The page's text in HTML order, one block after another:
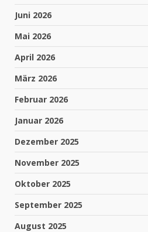
Juni 2026
Mai 2026
April 2026
März 2026
Februar 2026
Januar 2026
Dezember 2025
November 2025
Oktober 2025
September 2025
August 2025